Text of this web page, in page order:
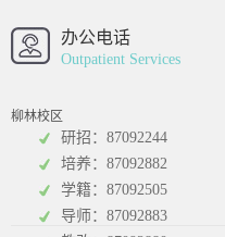
工商管理学院
办公电话
Outpatient Services
柳林校区
研招：87092244
培养：87092882
学籍：87092505
导师：87092883